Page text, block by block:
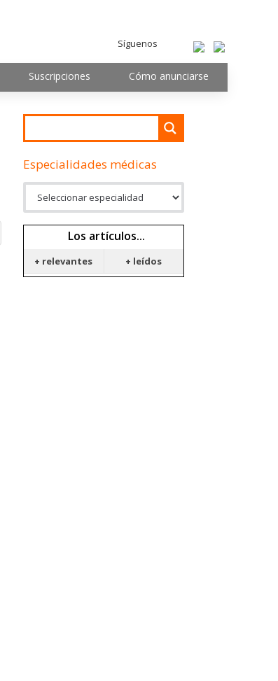
Síguenos
Suscripciones Cómo anunciarse
Especialidades médicas
Los artículos...
+ relevantes + leídos